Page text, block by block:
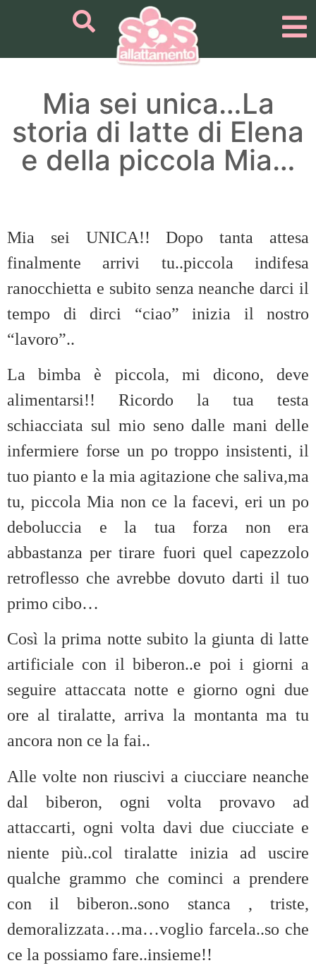
Mia sei unica…La
storia di latte di Elena
e della piccola Mia…
Mia sei UNICA!! Dopo tanta attesa
finalmente arrivi tu..piccola indifesa
ranocchietta e subito senza neanche darci il
tempo di dirci “ciao” inizia il nostro
“lavoro”..
La bimba è piccola, mi dicono, deve
alimentarsi!! Ricordo la tua testa
schiacciata sul mio seno dalle mani delle
infermiere forse un po troppo insistenti, il
tuo pianto e la mia agitazione che saliva,ma
tu, piccola Mia non ce la facevi, eri un po
deboluccia e la tua forza non era
abbastanza per tirare fuori quel capezzolo
retroflesso che avrebbe dovuto darti il tuo
primo cibo…
Così la prima notte subito la giunta di latte
artificiale con il biberon..e poi i giorni a
seguire attaccata notte e giorno ogni due
ore al tiralatte, arriva la montanta ma tu
ancora non ce la fai..
Alle volte non riuscivi a ciucciare neanche
dal biberon, ogni volta provavo ad
attaccarti, ogni volta davi due ciucciate e
niente più..col tiralatte inizia ad uscire
qualche grammo che cominci a prendere
con il biberon..sono stanca , triste,
demoralizzata…ma…voglio farcela..so che
ce la possiamo fare..insieme!!